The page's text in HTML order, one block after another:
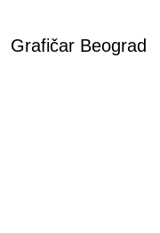
Grafičar Beograd